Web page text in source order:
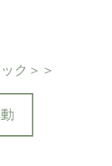
ク＞＞